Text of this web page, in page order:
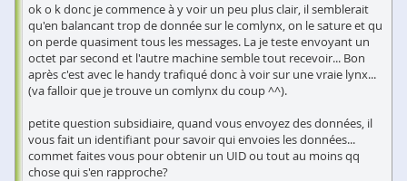
ok o k donc je commence à y voir un peu plus clair, il semblerait
qu'en balancant trop de donnée sur le comlynx, on le sature et qu
on perde quasiment tous les messages. La je teste envoyant un
octet par second et l'autre machine semble tout recevoir... Bon
après c'est avec le handy trafiqué donc à voir sur une vraie lynx...
(va falloir que je trouve un comlynx du coup ^^).
petite question subsidiaire, quand vous envoyez des données, il
vous fait un identifiant pour savoir qui envoies les données...
commet faites vous pour obtenir un UID ou tout au moins qq
chose qui s'en rapproche?